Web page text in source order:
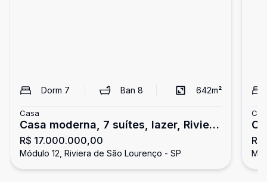
Dorm 7 Ban 8 642m²
Casa
Casa moderna, 7 suítes, lazer, Riviera
de São Lourenço
R$ 17.000.000,00
Módulo 12, Riviera de São Lourenço - SP